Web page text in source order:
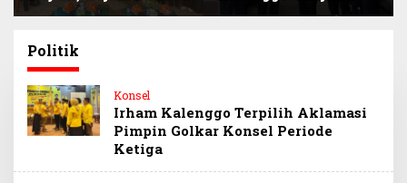
Siap Kawal Program
500 Unit Rumah
Narlian Jadi Plh
Politik
Konsel
Irham Kalenggo Terpilih Aklamasi
Pimpin Golkar Konsel Periode
Ketiga